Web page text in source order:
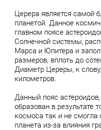
Церера является самой
планетой. Данное
главном поясе
Солнечной системы,
Марса и Юпитера и
размеров, вплоть до
Диаметр Цереры, к
километров.
Данный пояс
образован в результате
космоса так и не
планета из-за влияния